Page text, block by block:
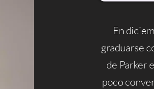
En
graduarse
de Parker
poco